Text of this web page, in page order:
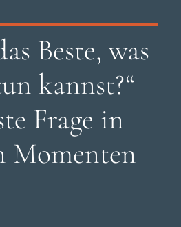
Beste, was
kannst?“
Frage in
Momenten